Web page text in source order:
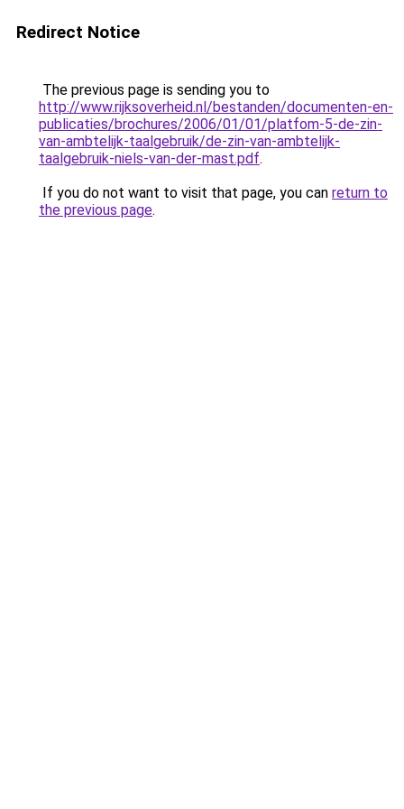
Redirect Notice
The previous page is sending you to
http://www.rijksoverheid.nl/bestanden/documenten-en-
publicaties/brochures/2006/01/01/platfom-5-de-zin-
van-ambtelijk-taalgebruik/de-zin-van-ambtelijk-
taalgebruik-niels-van-der-mast.pdf.
If you do not want to visit that page, you can return to
the previous page.